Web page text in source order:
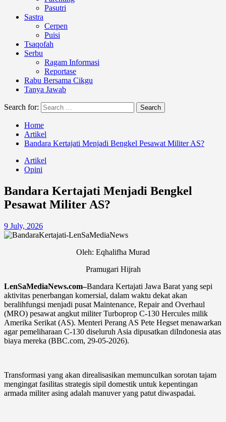
Pasutri
Sastra
Cerpen
Puisi
Tsaqofah
Serbu
Ragam Informasi
Reportase
Rabu Bersama Cikgu
Tanya Jawab
Search for:
Home
Artikel
Bandara Kertajati Menjadi Bengkel Pesawat Militer AS?
Artikel
Opini
Bandara Kertajati Menjadi Bengkel
Pesawat Militer AS?
9 July, 2026
Oleh: Eqhalifha Murad
Pramugari Hijrah
LenSaMediaNews.com–Bandara Kertajati Jawa Barat yang sepi
aktivitas penerbangan komersial, dalam waktu dekat akan
beralihfungsi menjadi pusat Maintenance, Repair and Overhaul
(MRO) pesawat angkut militer Turboprop C-130 Hercules milik
Amerika Serikat (AS). Menteri Perang AS Pete Hegset menawarkan
agar pemeliharaan C-130 diseluruh Asia dipusatkan diIndonesia atas
biaya mereka (BBC.com, 29-05-2026).
Transformasi yang akan direalisasikan memunculkan sorotan tajam
mengingat fasilitas strategis sipil domestik untuk kepentingan
armada militer asing adalah manuver yang patut diwaspadai.